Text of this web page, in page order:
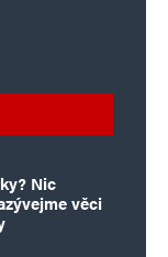
Nic
věci